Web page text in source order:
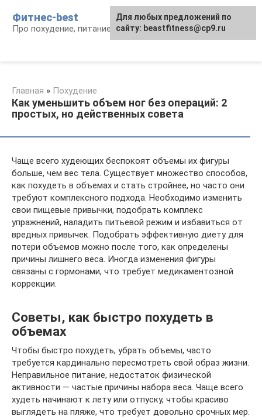
контенту
Фитнес-best
Про похудение, питание и фитнес
Главная » Похудение
Как уменьшить объем ног без операций: 2
простых, но действенных совета
Чаще всего худеющих беспокоят объемы их фигуры
больше, чем вес тела. Существует множество способов,
как похудеть в объемах и стать стройнее, но часто они
требуют комплексного подхода. Необходимо изменить
свои пищевые привычки, подобрать комплекс
упражнений, наладить питьевой режим и избавиться от
вредных привычек. Подобрать эффективную диету для
потери объемов можно после того, как определены
причины лишнего веса. Иногда изменения фигуры
связаны с гормонами, что требует медикаментозной
коррекции.
Советы, как быстро похудеть в
объемах
Чтобы быстро похудеть, убрать объемы, часто
требуется кардинально пересмотреть свой образ жизни.
Неправильное питание, недостаток физической
активности — частые причины набора веса. Чаще всего
худеть начинают к лету или отпуску, чтобы красиво
выглядеть на пляже, что требует довольно срочных мер.
Для любых предложений по
сайту: beastfitness@cp9.ru